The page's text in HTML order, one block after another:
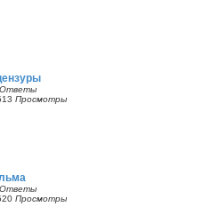
Ответы
Просмотры
Ответы
Просмотры